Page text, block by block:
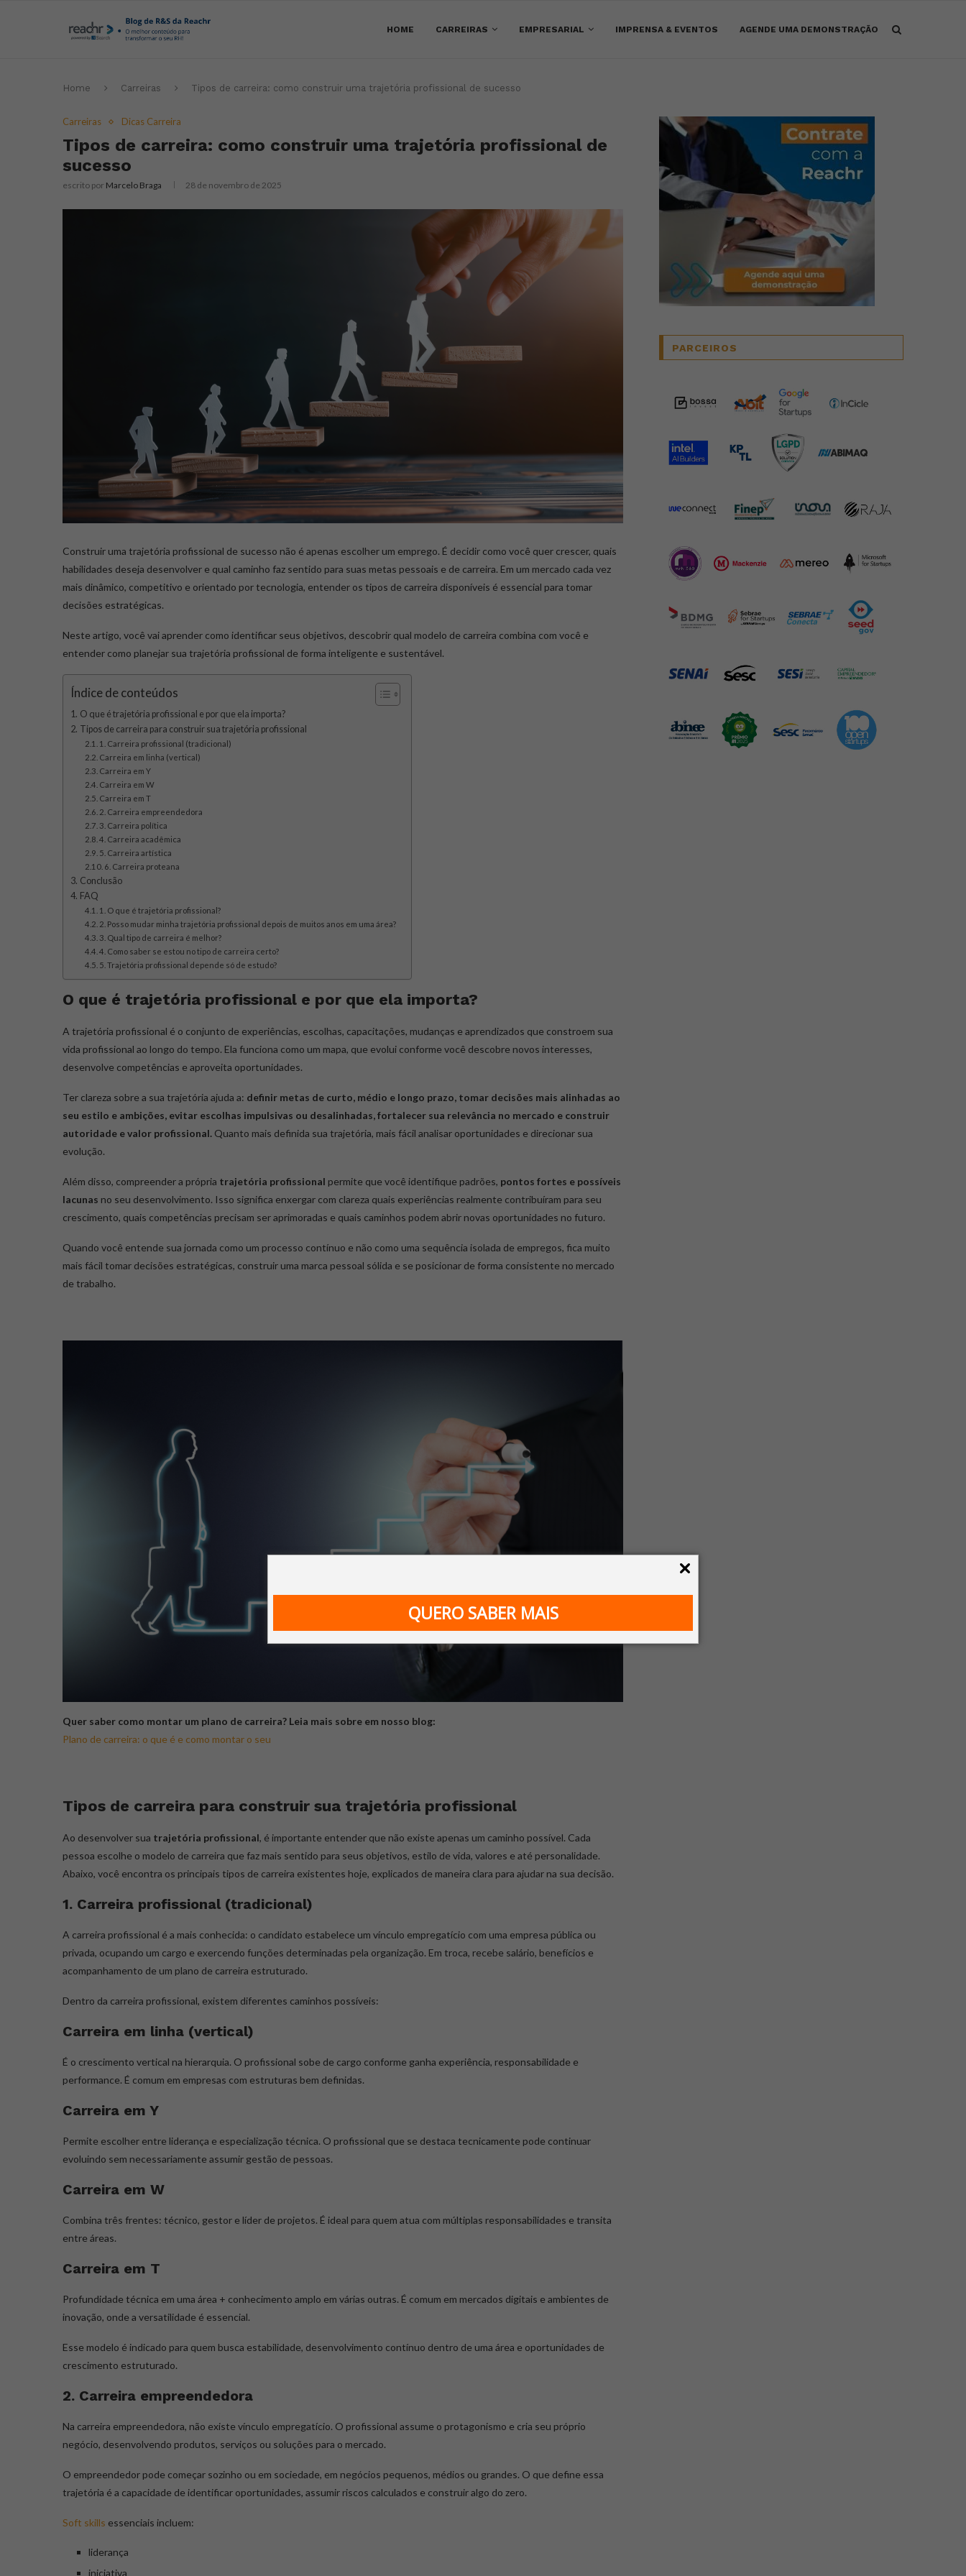
QUERO SABER MAIS
HOME CARREIRAS EMPRESARIAL IMPRENSA & EVENTOS AGENDE UMA DEMONSTRAÇÃO
Home Carreiras Tipos de carreira: como construir uma trajetória profissional de sucesso
Carreiras Dicas Carreira
Tipos de carreira: como construir uma trajetória profissional de
sucesso
escrito por Marcelo Braga 28 de novembro de 2025
Construir uma trajetória profissional de sucesso não é apenas escolher um emprego. É decidir como você quer crescer, quais
habilidades deseja desenvolver e qual caminho faz sentido para suas metas pessoais e de carreira. Em um mercado cada vez
mais dinâmico, competitivo e orientado por tecnologia, entender os tipos de carreira disponíveis é essencial para tomar
decisões estratégicas.
Neste artigo, você vai aprender como identificar seus objetivos, descobrir qual modelo de carreira combina com você e
entender como planejar sua trajetória profissional de forma inteligente e sustentável.
Índice de conteúdos
O que é trajetória profissional e por que ela importa?
Tipos de carreira para construir sua trajetória profissional
1. Carreira profissional (tradicional)
Carreira em linha (vertical)
Carreira em Y
Carreira em W
Carreira em T
2. Carreira empreendedora
3. Carreira política
4. Carreira acadêmica
5. Carreira artística
6. Carreira proteana
Conclusão
FAQ
1. O que é trajetória profissional?
2. Posso mudar minha trajetória profissional depois de muitos anos em uma área?
3. Qual tipo de carreira é melhor?
4. Como saber se estou no tipo de carreira certo?
5. Trajetória profissional depende só de estudo?
O que é trajetória profissional e por que ela importa?
A trajetória profissional é o conjunto de experiências, escolhas, capacitações, mudanças e aprendizados que constroem sua
vida profissional ao longo do tempo. Ela funciona como um mapa, que evolui conforme você descobre novos interesses,
desenvolve competências e aproveita oportunidades.
Ter clareza sobre a sua trajetória ajuda a: definir metas de curto, médio e longo prazo, tomar decisões mais alinhadas ao
seu estilo e ambições, evitar escolhas impulsivas ou desalinhadas, fortalecer sua relevância no mercado e construir
autoridade e valor profissional. Quanto mais definida sua trajetória, mais fácil analisar oportunidades e direcionar sua
evolução.
Além disso, compreender a própria trajetória profissional permite que você identifique padrões, pontos fortes e possíveis
lacunas no seu desenvolvimento. Isso significa enxergar com clareza quais experiências realmente contribuíram para seu
crescimento, quais competências precisam ser aprimoradas e quais caminhos podem abrir novas oportunidades no futuro.
Quando você entende sua jornada como um processo contínuo e não como uma sequência isolada de empregos, fica muito
mais fácil tomar decisões estratégicas, construir uma marca pessoal sólida e se posicionar de forma consistente no mercado
de trabalho.
Quer saber como montar um plano de carreira? Leia mais sobre em nosso blog:
Plano de carreira: o que é e como montar o seu
Tipos de carreira para construir sua trajetória profissional
Ao desenvolver sua trajetória profissional, é importante entender que não existe apenas um caminho possível. Cada
pessoa escolhe o modelo de carreira que faz mais sentido para seus objetivos, estilo de vida, valores e até personalidade.
Abaixo, você encontra os principais tipos de carreira existentes hoje, explicados de maneira clara para ajudar na sua decisão.
1. Carreira profissional (tradicional)
A carreira profissional é a mais conhecida: o candidato estabelece um vínculo empregatício com uma empresa pública ou
privada, ocupando um cargo e exercendo funções determinadas pela organização. Em troca, recebe salário, benefícios e
acompanhamento de um plano de carreira estruturado.
Dentro da carreira profissional, existem diferentes caminhos possíveis:
Carreira em linha (vertical)
É o crescimento vertical na hierarquia. O profissional sobe de cargo conforme ganha experiência, responsabilidade e
performance. É comum em empresas com estruturas bem definidas.
Carreira em Y
Permite escolher entre liderança e especialização técnica. O profissional que se destaca tecnicamente pode continuar
evoluindo sem necessariamente assumir gestão de pessoas.
Carreira em W
Combina três frentes: técnico, gestor e líder de projetos. É ideal para quem atua com múltiplas responsabilidades e transita
entre áreas.
Carreira em T
Profundidade técnica em uma área + conhecimento amplo em várias outras. É comum em mercados digitais e ambientes de
inovação, onde a versatilidade é essencial.
Esse modelo é indicado para quem busca estabilidade, desenvolvimento contínuo dentro de uma área e oportunidades de
crescimento estruturado.
2. Carreira empreendedora
Na carreira empreendedora, não existe vínculo empregatício. O profissional assume o protagonismo e cria seu próprio
negócio, desenvolvendo produtos, serviços ou soluções para o mercado.
O empreendedor pode começar sozinho ou em sociedade, em negócios pequenos, médios ou grandes. O que define essa
trajetória é a capacidade de identificar oportunidades, assumir riscos calculados e construir algo do zero.
Soft skills essenciais incluem:
liderança
iniciativa
PARCEIROS